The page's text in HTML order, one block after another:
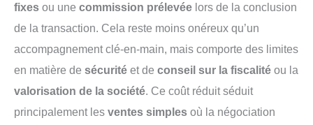
fixes ou une commission prélevée lors de la conclusion
de la transaction. Cela reste moins onéreux qu’un
accompagnement clé-en-main, mais comporte des limites
en matière de sécurité et de conseil sur la fiscalité ou la
valorisation de la société. Ce coût réduit séduit
principalement les ventes simples où la négociation